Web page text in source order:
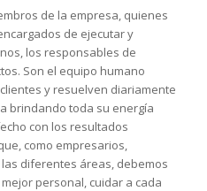
de la empresa, quienes
de ejecutar y
los responsables de
Son el equipo humano
y resuelven diariamente
brindando toda su energía
con los resultados
como empresarios,
diferentes áreas, debemos
personal, cuidar a cada